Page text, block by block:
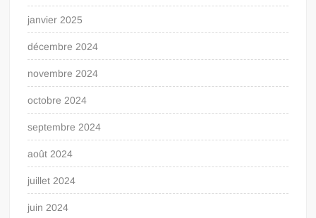
janvier 2025
décembre 2024
novembre 2024
octobre 2024
septembre 2024
août 2024
juillet 2024
juin 2024